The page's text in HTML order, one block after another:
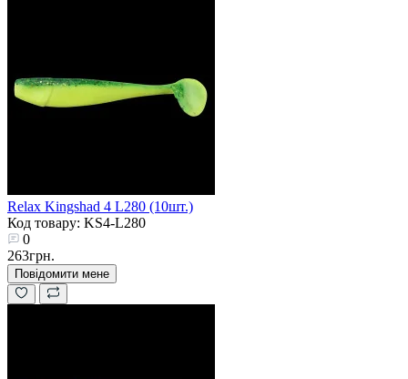
Relax Kingshad 4 L280 (10шт.)
Код товару: KS4-L280
0
263грн.
Повідомити мене